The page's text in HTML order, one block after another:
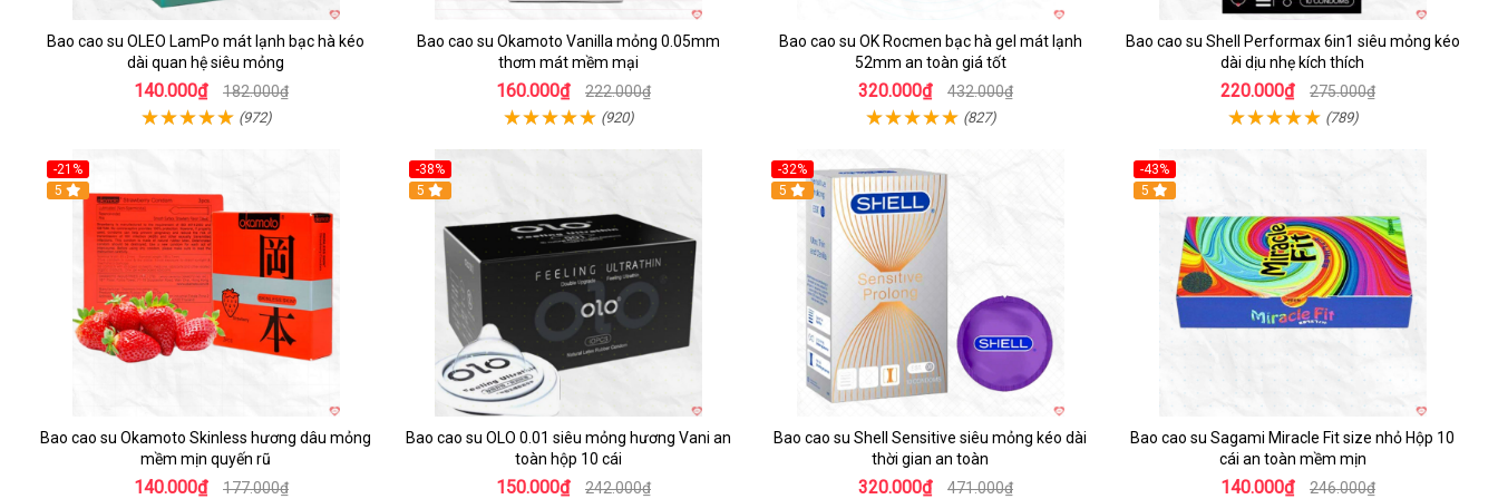
Bao cao su OLEO LamPo mát lạnh bạc hà kéo
dài quan hệ siêu mỏng
140.000₫ 182.000₫
(972)
Bao cao su Okamoto Vanilla mỏng 0.05mm
thơm mát mềm mại
160.000₫ 222.000₫
(920)
Bao cao su OK Rocmen bạc hà gel mát lạnh
52mm an toàn giá tốt
320.000₫ 432.000₫
(827)
Bao cao su Shell Performax 6in1 siêu mỏng kéo
dài dịu nhẹ kích thích
220.000₫ 275.000₫
(789)
-21%
Hot
5
Bao cao su Okamoto Skinless hương dâu mỏng
mềm mịn quyến rũ
140.000₫ 177.000₫
-38%
5
Bao cao su OLO 0.01 siêu mỏng hương Vani an
toàn hộp 10 cái
150.000₫ 242.000₫
-32%
5
Bao cao su Shell Sensitive siêu mỏng kéo dài
thời gian an toàn
320.000₫ 471.000₫
-43%
Hot
5
Bao cao su Sagami Miracle Fit size nhỏ Hộp 10
cái an toàn mềm mịn
140.000₫ 246.000₫